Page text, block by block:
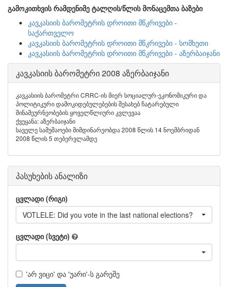
გამოკითხვის რამდენიმე ტალღის/წლის მონაცემთა ბაზები
კავკასიის ბარომეტრის დროითი მწკრივები -
საქართველო
კავკასიის ბარომეტრის დროითი მწკრივები - სომხეთი
კავკასიის ბარომეტრის დროითი მწკრივები - აზერბაიჯანი
კავკასიის ბარომეტრი 2008 აზერბაიჯანი
კავკასიის ბარომეტრი CRRC-ის მიერ სოციალურ-ეკონომიკური და
პოლიტიკური დამოკიდებულებების შესახებ ჩატარებული
შინამეურნეობების ყოველწლიური კვლევაა
ქვეყანა: აზერბაიჯანი
საველე სამუშაოები მიმდინარეობდა 2008 წლის 14 ნოემბრიდან
2008 წლის 5 თებერვლამდე
პასუხების ანალიზი
ცვლადი (რიგი)
VOTLELE: Did you vote in the last national elections?
ცვლადი (სვეტი)
'არ ვიცი' და 'უარი'-ს გარეშე